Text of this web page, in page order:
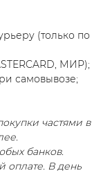
(только по
МИР);
самовывозе;
частями в
банков.
оплате. В день